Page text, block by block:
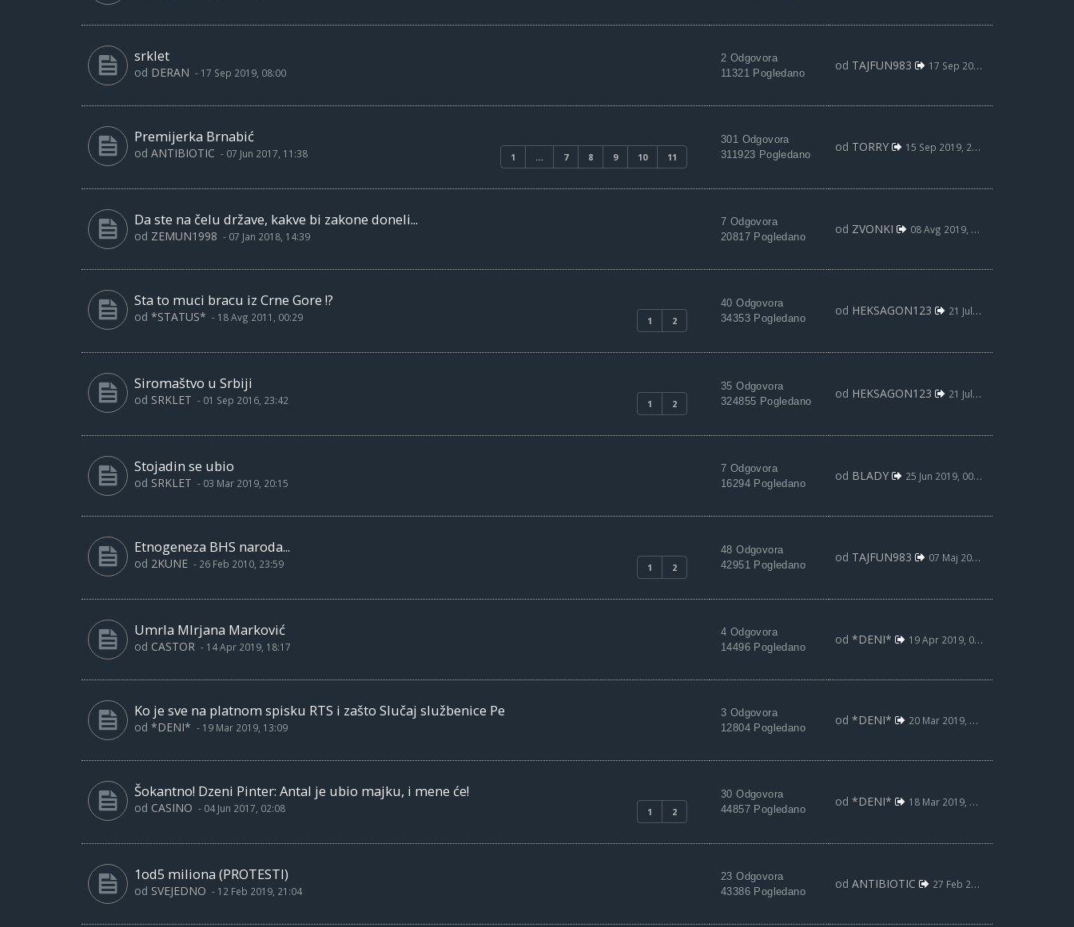
srklet
od DERAN - 17 Sep 2019, 08:00
2 Odgovora
11321 Pogledano
od TAJFUN983 17 Sep 2019, 23:01
Premijerka Brnabić
1 … 7 8 9 10 11
od ANTIBIOTIC - 07 Jun 2017, 11:38
301 Odgovora
311923 Pogledano
od TORRY 15 Sep 2019, 23:11
Da ste na čelu države, kakve bi zakone doneli...
od ZEMUN1998 - 07 Jan 2018, 14:39
7 Odgovora
20817 Pogledano
od ZVONKI 08 Avg 2019, 15:26
Sta to muci bracu iz Crne Gore !?
1 2
od *STATUS* - 18 Avg 2011, 00:29
40 Odgovora
34353 Pogledano
od HEKSAGON123 21 Jul 2019, 02:40
Siromaštvo u Srbiji
1 2
od SRKLET - 01 Sep 2016, 23:42
35 Odgovora
324855 Pogledano
od HEKSAGON123 21 Jul 2019, 02:25
Stojadin se ubio
od SRKLET - 03 Mar 2019, 20:15
7 Odgovora
16294 Pogledano
od BLADY 25 Jun 2019, 00:32
Etnogeneza BHS naroda...
1 2
od 2KUNE - 26 Feb 2010, 23:59
48 Odgovora
42951 Pogledano
od TAJFUN983 07 Maj 2019, 17:35
Umrla MIrjana Marković
od CASTOR - 14 Apr 2019, 18:17
4 Odgovora
14496 Pogledano
od *DENI* 19 Apr 2019, 06:46
Ko je sve na platnom spisku RTS i zašto Slučaj službenice Pe
od *DENI* - 19 Mar 2019, 13:09
3 Odgovora
12804 Pogledano
od *DENI* 20 Mar 2019, 05:52
Šokantno! Dzeni Pinter: Antal je ubio majku, i mene će!
1 2
od CASINO - 04 Jun 2017, 02:08
30 Odgovora
44857 Pogledano
od *DENI* 18 Mar 2019, 09:08
1od5 miliona (PROTESTI)
od SVEJEDNO - 12 Feb 2019, 21:04
23 Odgovora
43386 Pogledano
od ANTIBIOTIC 27 Feb 2019, 08:46